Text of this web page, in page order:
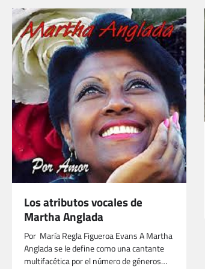
Los atributos vocales de
Martha Anglada
Por María Regla Figueroa Evans A Martha
Anglada se le define como una cantante
multifacética por el número de géneros…